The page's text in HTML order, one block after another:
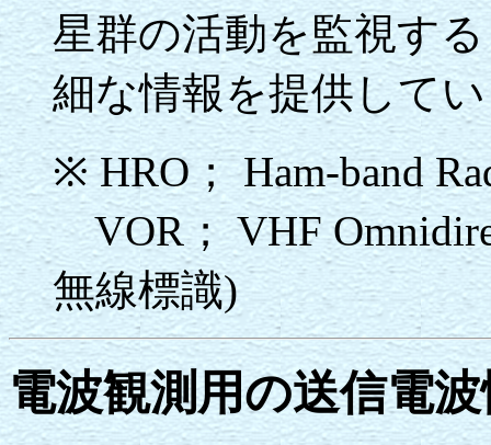
星群の活動を監視す
細な情報を提供して
※ HRO； Ham-band
VOR； VHF
無線標識)
電波観測用の送信電